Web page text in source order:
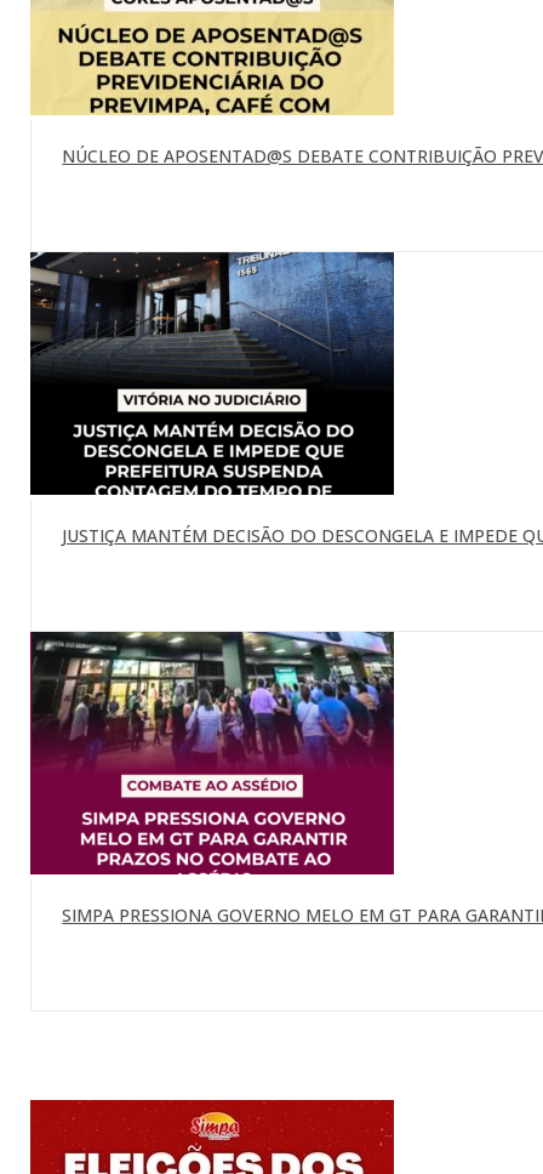
NÚCLEO DE APOSENTAD@S DEBATE CONTRIBUIÇÃO
JUSTIÇA MANTÉM DECISÃO DO DESCONGELA E IMPEDE
SIMPA PRESSIONA GOVERNO MELO EM GT PARA